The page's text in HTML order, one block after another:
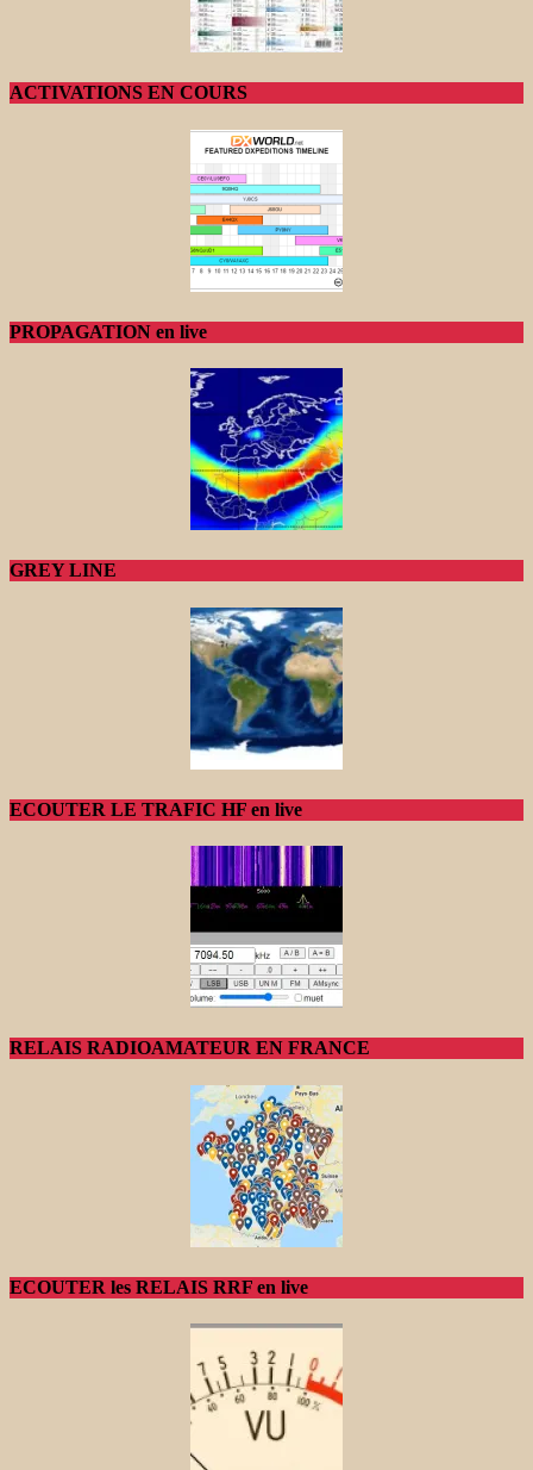
ACTIVATIONS EN COURS
PROPAGATION en live
GREY LINE
ECOUTER LE TRAFIC HF en live
RELAIS RADIOAMATEUR EN FRANCE
ECOUTER les RELAIS RRF en live